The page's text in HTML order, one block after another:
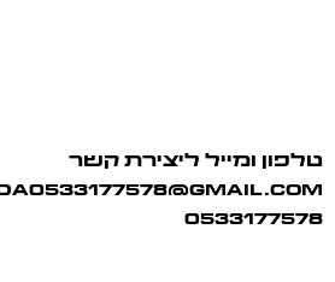
טלפון ומייל ליצירת קשר
da0533177578@gmail.com
0533177578